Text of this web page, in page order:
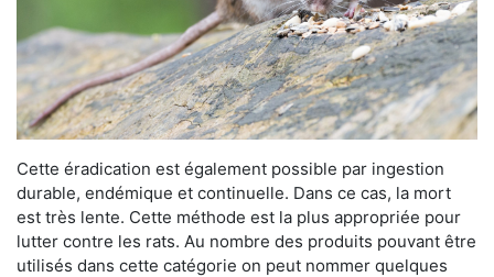
Cette éradication est également possible par ingestion
durable, endémique et continuelle. Dans ce cas, la mort
est très lente. Cette méthode est la plus appropriée pour
lutter contre les rats. Au nombre des produits pouvant être
utilisés dans cette catégorie on peut nommer quelques